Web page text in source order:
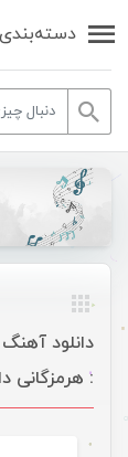
دانلود
: هرمزگانی